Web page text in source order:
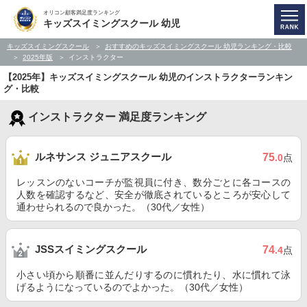
オリコン顧客満足度ランキング
キッズスイミングスクール 幼児
キッズスイミングスクール
おすすめのキッズスイミングスクール 幼児ランキング・比較
2025年版
インストラクター
【2025年】キッズスイミングスクール 幼児のインストラクターランキン
グ・比較
インストラクター 満足度ランキング
ルネサンス ジュニアスクール 75.0点
レッスンのないコーチが監視員に付き、数分ごとに各コースの
人数を確認するなど、安全が徹底されているところが安心して
通わせられるので良かった。（30代／女性）
JSSスイミングスクール 74.4点
小さい頃から順番に並んだりするのに慣れたり、水に慣れて泳
げるようになっているのでよかった。（30代／女性）